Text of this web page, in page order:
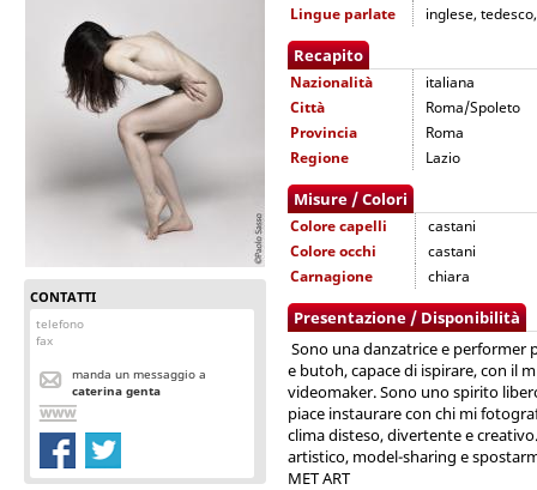
CONTATTI
telefono
fax
manda un messaggio a
caterina genta
Lingue parlate
inglese,
Recapito
Nazionalità
italiana
Città
Roma/Spoleto
Provincia
Roma
Regione
Lazio
Misure / Colori
Colore capelli
castani
Colore occhi
castani
Carnagione
chiara
Presentazione / Disponibilità
Sono una danzatrice e performer
e butoh, capace di ispirare, con il
videomaker. Sono uno spirito
piace instaurare con chi mi
clima disteso, divertente e
artistico, model-sharing e
MET ART